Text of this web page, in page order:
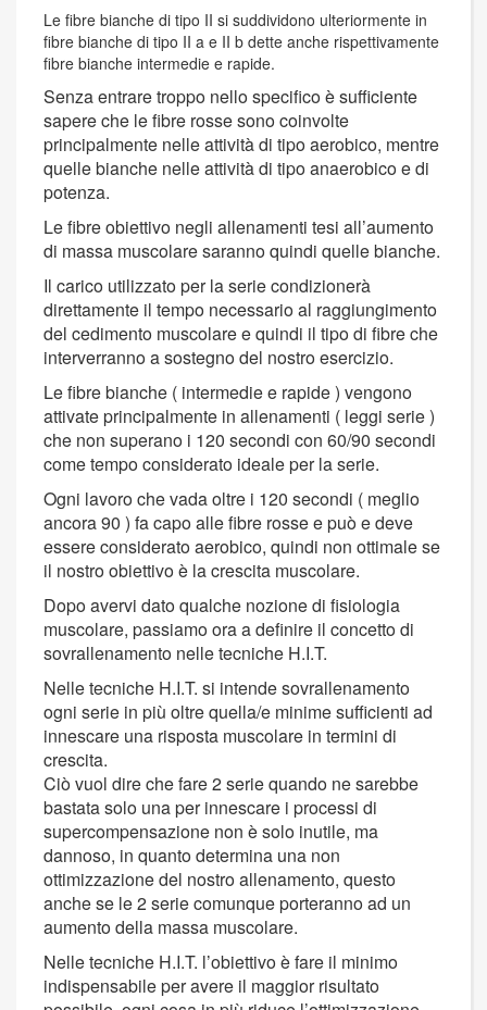
Le fibre bianche di tipo II si suddividono ulteriormente in
fibre bianche di tipo II a e II b dette anche rispettivamente
fibre bianche intermedie e rapide.
Senza entrare troppo nello specifico è sufficiente
sapere che le fibre rosse sono coinvolte
principalmente nelle attività di tipo aerobico, mentre
quelle bianche nelle attività di tipo anaerobico e di
potenza.
Le fibre obiettivo negli allenamenti tesi all’aumento
di massa muscolare saranno quindi quelle bianche.
Il carico utilizzato per la serie condizionerà
direttamente il tempo necessario al raggiungimento
del cedimento muscolare e quindi il tipo di fibre che
interverranno a sostegno del nostro esercizio.
Le fibre bianche ( intermedie e rapide ) vengono
attivate principalmente in allenamenti ( leggi serie )
che non superano i 120 secondi con 60/90 secondi
come tempo considerato ideale per la serie.
Ogni lavoro che vada oltre i 120 secondi ( meglio
ancora 90 ) fa capo alle fibre rosse e può e deve
essere considerato aerobico, quindi non ottimale se
il nostro obiettivo è la crescita muscolare.
Dopo avervi dato qualche nozione di fisiologia
muscolare, passiamo ora a definire il concetto di
sovrallenamento nelle tecniche H.I.T.
Nelle tecniche H.I.T. si intende sovrallenamento
ogni serie in più oltre quella/e minime sufficienti ad
innescare una risposta muscolare in termini di
crescita.
Ciò vuol dire che fare 2 serie quando ne sarebbe
bastata solo una per innescare i processi di
supercompensazione non è solo inutile, ma
dannoso, in quanto determina una non
ottimizzazione del nostro allenamento, questo
anche se le 2 serie comunque porteranno ad un
aumento della massa muscolare.
Nelle tecniche H.I.T. l’obiettivo è fare il minimo
indispensabile per avere il maggior risultato